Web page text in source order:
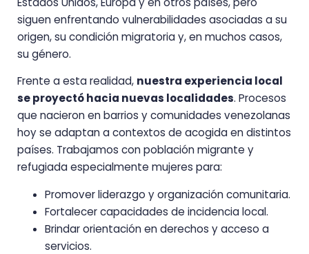
siguen enfrentando vulnerabilidades asociadas a su
origen, su condición migratoria y, en muchos casos,
su género.
Frente a esta realidad, nuestra experiencia local
se proyectó hacia nuevas localidades. Procesos
que nacieron en barrios y comunidades venezolanas
hoy se adaptan a contextos de acogida en distintos
países. Trabajamos con población migrante y
refugiada especialmente mujeres para:
Promover liderazgo y organización comunitaria.
Fortalecer capacidades de incidencia local.
Brindar orientación en derechos y acceso a
servicios.